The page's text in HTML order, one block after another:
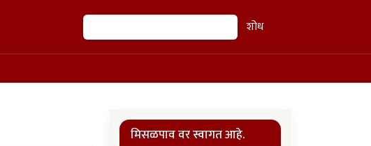
शोध शोध
मिसळपाव वर स्वागत आहे.